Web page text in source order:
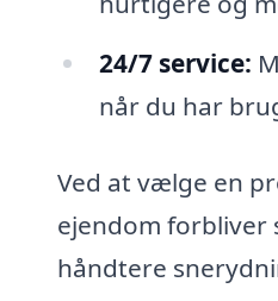
24/7 service:
når du har
Ved at vælge en
ejendom forbliver
håndtere